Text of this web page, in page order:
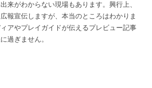
来がわからない現場もあります。興行上、
報宣伝しますが、本当のところはわかりま
アやプレイガイドが伝えるプレビュー記事
過ぎません。